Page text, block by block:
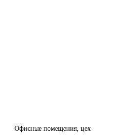
Офисные помещения, цех